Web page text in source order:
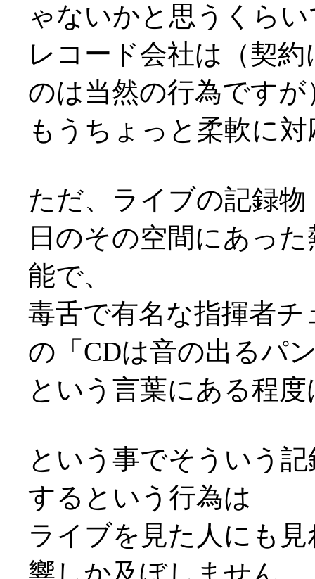
ゃないかと思うくら
レコード会社は（契
のは当然の行為ですが
もうちょっと柔軟に
ただ、ライブの記録
日のその空間にあっ
能で、
毒舌で有名な指揮者
の「CDは音の出るパ
という言葉にある程
という事でそういう
するという行為は
ライブを見た人にも